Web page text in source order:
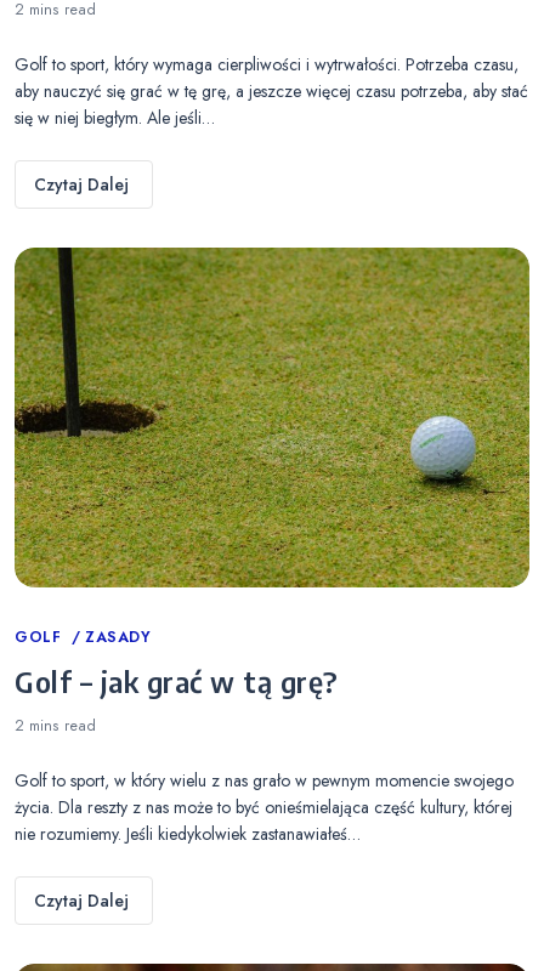
2 mins read
Golf to sport, który wymaga cierpliwości i wytrwałości. Potrzeba czasu,
aby nauczyć się grać w tę grę, a jeszcze więcej czasu potrzeba, aby stać
się w niej biegłym. Ale jeśli…
Czytaj Dalej
Categories
GOLF ZASADY
Golf – jak grać w tą grę?
2 mins read
Golf to sport, w który wielu z nas grało w pewnym momencie swojego
życia. Dla reszty z nas może to być onieśmielająca część kultury, której
nie rozumiemy. Jeśli kiedykolwiek zastanawiałeś…
Czytaj Dalej